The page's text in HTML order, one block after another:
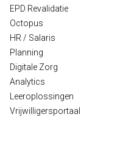
EPD Revalidatie
Octopus
HR / Salaris
Planning
Digitale Zorg
Analytics
Leeroplossingen
Vrijwilligersportaal